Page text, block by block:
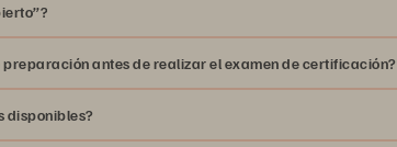
preparación antes de realizar el examen de certificación?
disponibles?